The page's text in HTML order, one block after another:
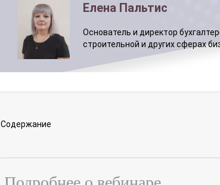
Елена Пальтис
Основатель и директор
строительной и других сферах
Содержание